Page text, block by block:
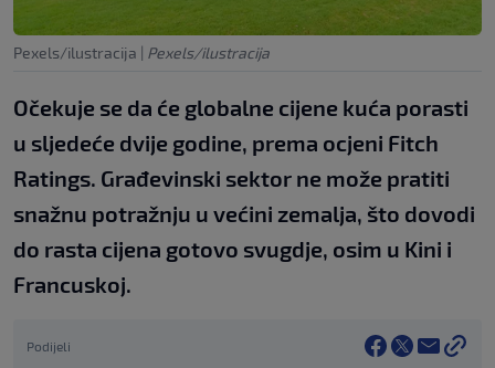
Pexels/ilustracija | Pexels/ilustracija
Očekuje se da će globalne cijene kuća porasti
u sljedeće dvije godine, prema ocjeni Fitch
Ratings. Građevinski sektor ne može pratiti
snažnu potražnju u većini zemalja, što dovodi
do rasta cijena gotovo svugdje, osim u Kini i
Francuskoj.
Podijeli